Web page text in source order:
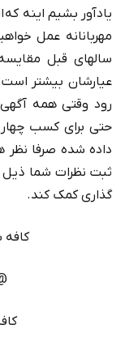
یادآور بشیم اینه
مهربانانه عمل
سالهای قبل
عیارشان بیشتر
رود وقتی همه
حتی برای کسب چهار
داده شده صرفا نظر
ثبت نظرات شما ذیل
گذاری کمک کند.
کافه